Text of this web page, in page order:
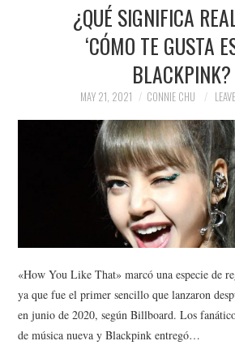
¿QUÉ SIGNIFICA
‘CÓMO TE GUSTA
BLACKPINK?
MAY 21, 2021 CONNIE CHU
«How You Like That» marcó una especie de
ya que fue el primer sencillo que lanzaron
en junio de 2020, según Billboard. Los
de música nueva y Blackpink entregó…